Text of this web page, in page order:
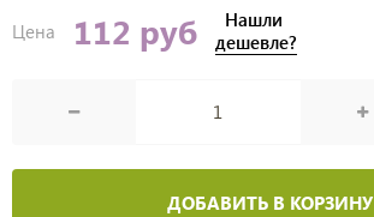
Цена 112 руб
Нашли
дешевле?
ДОБАВИТЬ В КОРЗИНУ